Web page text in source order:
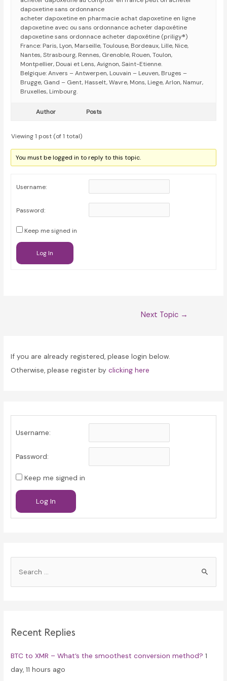
dapoxetine sans ordonnance
acheter dapoxetine en pharmacie achat dapoxetine en ligne
dapoxetine avec ou sans ordonnance acheter dapoxétine
dapoxetine sans ordonnace acheter dapoxétine (priligy®)
France: Paris, Lyon, Marseille, Toulouse, Bordeaux, Lille, Nice,
Nantes, Strasbourg, Rennes, Grenoble, Rouen, Toulon,
Montpellier, Douai et Lens, Avignon, Saint-Etienne.
Belgique: Anvers – Antwerpen, Louvain – Leuven, Bruges –
Brugge, Gand – Gent, Hasselt, Wavre, Mons, Liege, Arlon, Namur,
Bruxelles, Limbourg.
Author Posts
Viewing 1 post (of 1 total)
You must be logged in to reply to this topic.
Username:
Password:
Keep me signed in
Log In
Next Topic →
If you are already registered, please login below.
Otherwise, please register byclicking here
Username:
Password:
Keep me signed in
Log In
h
o
r
Recent Replies
BTC to XMR – What’s the smoothest conversion method? 1
day, 11 hours ago